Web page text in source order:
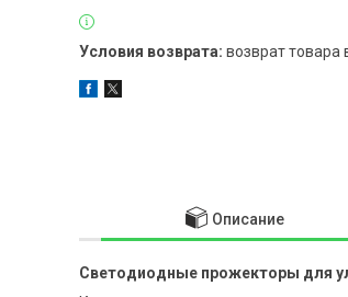
возврат товара
Описание
Светодиодные прожекторы для